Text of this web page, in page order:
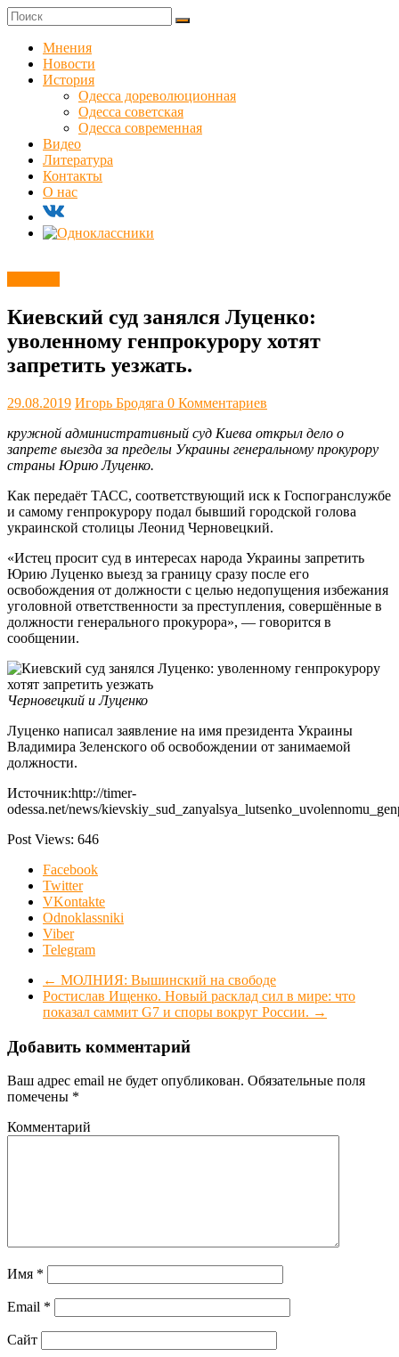
Skip
to
content
Куликовец
Сайт
одесского
сопротивления
Мнения
Новости
История
Одесса дореволюционная
Одесса советская
Одесса современная
Видео
Литература
Контакты
О нас
Киевский суд занялся Луценко:
уволенному генпрокурору хотят
запретить уезжать.
29.08.2019 Игорь Бродяга 0 Комментариев
кружной административный суд Киева открыл дело о
запрете выезда за пределы Украины генеральному прокурору
страны Юрию Луценко.
Как передаёт ТАСС, соответствующий иск к Госпогранслужбе
и самому генпрокурору подал бывший городской голова
украинской столицы Леонид Черновецкий.
«Истец просит суд в интересах народа Украины запретить
Юрию Луценко выезд за границу сразу после его
освобождения от должности с целью недопущения избежания
уголовной ответственности за преступления, совершённые в
должности генерального прокурора», — говорится в
сообщении.
Черновецкий и Луценко
Луценко написал заявление на имя президента Украины
Владимира Зеленского об освобождении от занимаемой
должности.
Источник:http://timer-
odessa.net/news/
Post Views: 646
Facebook
Twitter
VKontakte
Odnoklassniki
Viber
Telegram
← МОЛНИЯ: Вышинский на свободе
Ростислав Ищенко. Новый расклад сил в мире: что
показал саммит G7 и споры вокруг России. →
Добавить комментарий
Ваш адрес email не будет опубликован. Обязательные поля
помечены *
Комментарий
Имя *
Email *
Сайт